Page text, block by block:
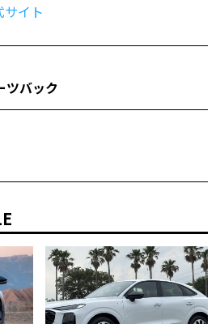
サイト
ツバック